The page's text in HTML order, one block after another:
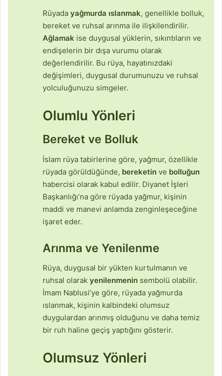
Rüyada yağmurda ıslanmak, genellikle bolluk,
bereket ve ruhsal arınma ile ilişkilendirilir.
Ağlamak ise duygusal yüklerin, sıkıntıların ve
endişelerin bir dışa vurumu olarak
değerlendirilir. Bu rüya, hayatınızdaki
değişimleri, duygusal durumunuzu ve ruhsal
yolculuğunuzu simgeler.
Olumlu Yönleri
Bereket ve Bolluk
İslam rüya tabirlerine göre, yağmur, özellikle
rüyada görüldüğünde, bereketin ve bolluğun
habercisi olarak kabul edilir. Diyanet İşleri
Başkanlığı’na göre rüyada yağmur, kişinin
maddi ve manevi anlamda zenginleşeceğine
işaret eder.
Arınma ve Yenilenme
Rüya, duygusal bir yükten kurtulmanın ve
ruhsal olarak yenilenmenin sembolü olabilir.
İmam Nablusi’ye göre, rüyada yağmurda
ıslanmak, kişinin kalbindeki olumsuz
duygulardan arınmış olduğunu ve daha temiz
bir ruh haline geçiş yaptığını gösterir.
Olumsuz Yönleri